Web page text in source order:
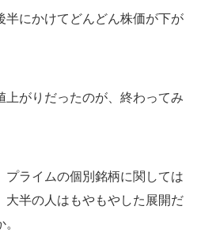
半にかけてどんどん株価が下が
がりだったのが、終わってみ
プライムの個別銘柄に関しては
大半の人はもやもやした展開だ